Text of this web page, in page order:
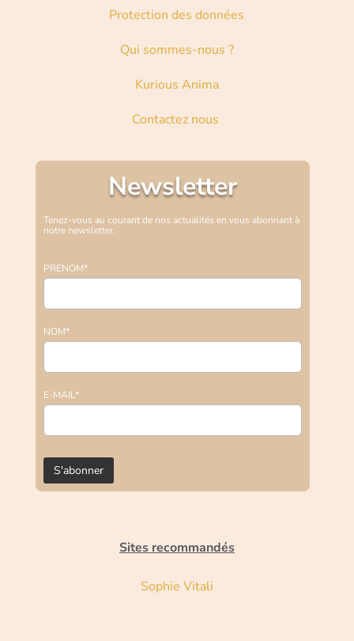
Protection des données
Qui sommes-nous ?
Kurious Anima
Contactez nous
Newsletter
Tenez-vous au courant de nos actualités en vous abonnant à
notre newsletter.
PRENOM*
NOM*
E-MAIL*
Sites recommandés
Sophie Vitali